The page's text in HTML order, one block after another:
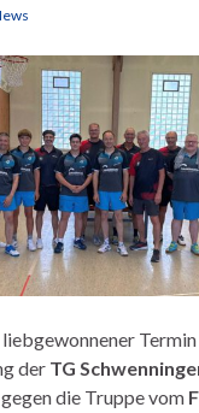
der TG
die Truppe vom